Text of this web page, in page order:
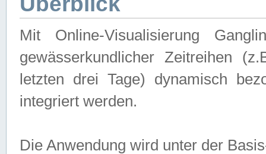
Mit Online-Visualisierung
gewässerkundlicher Zeitreihen
letzten drei Tage) dynamisch
integriert werden.
Die Anwendung wird unter der